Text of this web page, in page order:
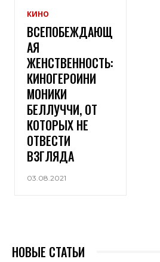
КИНО
ВСЕПОБЕЖДАЮЩ
АЯ
ЖЕНСТВЕННОСТЬ:
КИНОГЕРОИНИ
МОНИКИ
БЕЛЛУЧЧИ, ОТ
КОТОРЫХ НЕ
ОТВЕСТИ
ВЗГЛЯДА
03.08.2021
НОВЫЕ СТАТЬИ